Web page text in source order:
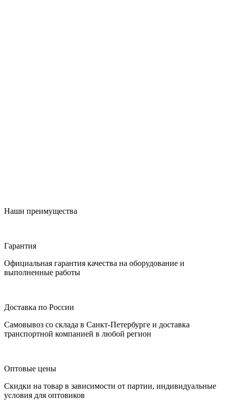
Наши преимущества
Гарантия
Официальная гарантия качества на оборудование и
выполненные работы
Доставка по России
Самовывоз со склада в Санкт-Петербурге и доставка
транспортной компанией в любой регион
Оптовые цены
Скидки на товар в зависимости от партии, индивидуальные
условия для оптовиков